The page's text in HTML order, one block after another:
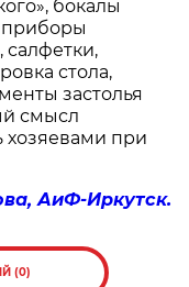
бокалы
салфетки,
стола,
застолья
смысл
хозяевами при
АиФ-Иркутск.
(0)